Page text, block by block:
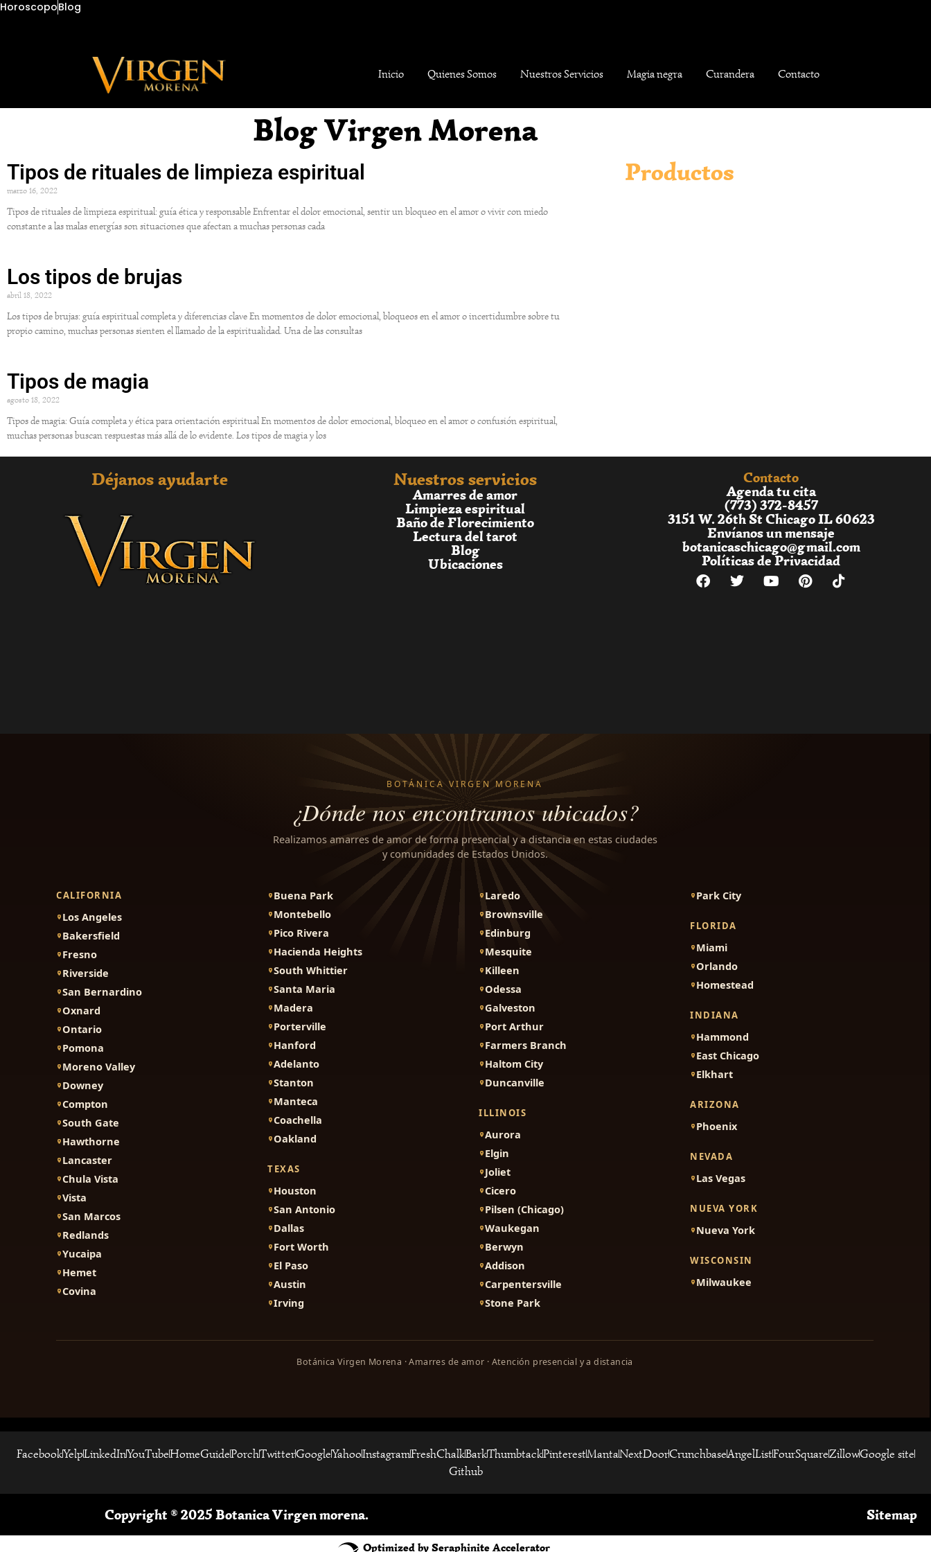
HoroscopoBlog
Inicio Quienes Somos Nuestros Servicios Magia negra Curandera Contacto
Blog Virgen Morena
Tipos de rituales de limpieza espiritual
marzo 16, 2022
Tipos de rituales de limpieza espiritual: guía ética y responsable Enfrentar el dolor emocional, sentir un bloqueo en el amor o vivir con miedo
constante a las malas energías son situaciones que afectan a muchas personas cada
Los tipos de brujas
abril 18, 2022
Los tipos de brujas: guía espiritual completa y diferencias clave En momentos de dolor emocional, bloqueos en el amor o incertidumbre sobre tu
propio camino, muchas personas sienten el llamado de la espiritualidad. Una de las consultas
Tipos de magia
agosto 18, 2022
Tipos de magia: Guía completa y ética para orientación espiritual En momentos de dolor emocional, bloqueo en el amor o confusión espiritual,
muchas personas buscan respuestas más allá de lo evidente. Los tipos de magia y los
Productos
Déjanos ayudarte Nuestros servicios
Amarres de amor
Limpieza espiritual
Baño de Florecimiento
Lectura del tarot
Blog
Ubicaciones
Contacto
Agenda tu cita
(773) 372-8457
3151 W. 26th St Chicago IL 60623
Envíanos un mensaje
botanicaschicago@gmail.com
Políticas de Privacidad
BOTÁNICA VIRGEN MORENA
¿Dónde nos encontramos ubicados?
Realizamos amarres de amor de forma presencial y a distancia en estas ciudades
y comunidades de Estados Unidos.
CALIFORNIA
Los Angeles
Bakersfield
Fresno
Riverside
San Bernardino
Oxnard
Ontario
Pomona
Moreno Valley
Downey
Compton
South Gate
Hawthorne
Lancaster
Chula Vista
Vista
San Marcos
Redlands
Yucaipa
Hemet
Covina
Buena Park
Montebello
Pico Rivera
Hacienda Heights
South Whittier
Santa Maria
Madera
Porterville
Hanford
Adelanto
Stanton
Manteca
Coachella
Oakland
TEXAS
Houston
San Antonio
Dallas
Fort Worth
El Paso
Austin
Irving
Laredo
Brownsville
Edinburg
Mesquite
Killeen
Odessa
Galveston
Port Arthur
Farmers Branch
Haltom City
Duncanville
ILLINOIS
Aurora
Elgin
Joliet
Cicero
Pilsen (Chicago)
Waukegan
Berwyn
Addison
Carpentersville
Stone Park
Park City
FLORIDA
Miami
Orlando
Homestead
INDIANA
Hammond
East Chicago
Elkhart
ARIZONA
Phoenix
NEVADA
Las Vegas
NUEVA YORK
Nueva York
WISCONSIN
Milwaukee
Botánica Virgen Morena · Amarres de amor · Atención presencial y a distancia
FacebookYelpLinkedInYouTubeHomeGuidePorchTwitterGoogleYahooInstagramFreshChalkBarkThumbtackPinterestMantaNextDoorCrunchbaseAngelListFourSquareZillowGoogle site
Github
Copyright ® 2025 Botanica Virgen morena. Sitemap
Optimized by Seraphinite Accelerator